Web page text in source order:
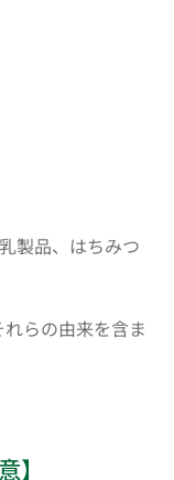
製品、はちみつ
らの由来を含ま
】